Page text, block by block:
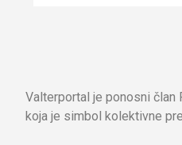
Valterportal je ponosni član
koja je simbol kolektivne